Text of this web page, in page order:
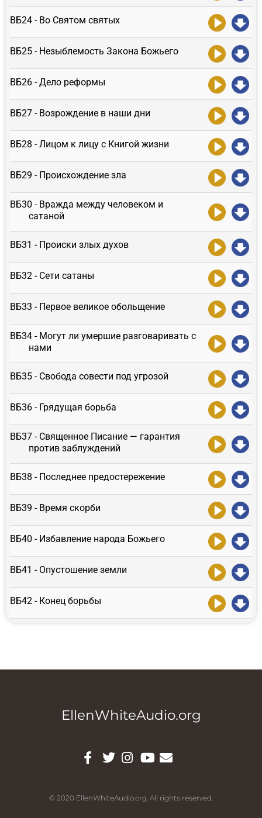
ВБ24 - Во Святом святых
ВБ25 - Незыблемость Закона Божьего
ВБ26 - Дело реформы
ВБ27 - Возрождение в наши дни
ВБ28 - Лицом к лицу с Книгой жизни
ВБ29 - Происхождение зла
ВБ30 - Вражда между человеком и
сатаной
ВБ31 - Происки злых духов
ВБ32 - Сети сатаны
ВБ33 - Первое великое обольщение
ВБ34 - Могут ли умершие разговаривать с
нами
ВБ35 - Свобода совести под угрозой
ВБ36 - Грядущая борьба
ВБ37 - Священное Писание — гарантия
против заблуждений
ВБ38 - Последнее предостережение
ВБ39 - Время скорби
ВБ40 - Избавление народа Божьего
ВБ41 - Опустошение земли
ВБ42 - Конец борьбы
EllenWhiteAudio.org
© 2020 EllenWhiteAudio.org. All rights reserved.